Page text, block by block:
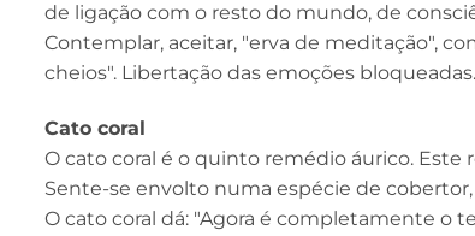
de ligação com o resto do mundo, de
Contemplar, aceitar, "erva de meditação",
cheios". Libertação das emoções bloqueadas.
Cato coral
O cato coral é o quinto remédio áurico.
Sente-se envolto numa espécie de
O cato coral dá: "Agora é completamente o